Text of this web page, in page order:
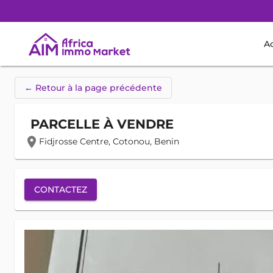
← Retour à la page précédente
PARCELLE À VENDRE
location_on Fidjrosse Centre, Cotonou, Benin
CONTACTEZ